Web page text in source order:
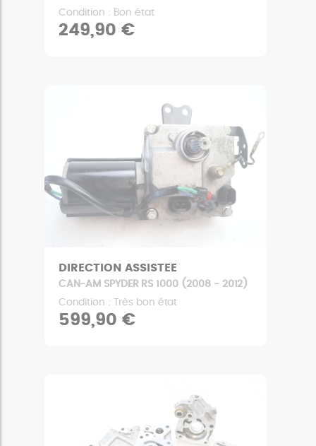
Condition : Bon état
249,90 €
DIRECTION ASSISTEE
CAN-AM SPYDER RS 1000 (2008 - 2012)
Condition : Très bon état
599,90 €